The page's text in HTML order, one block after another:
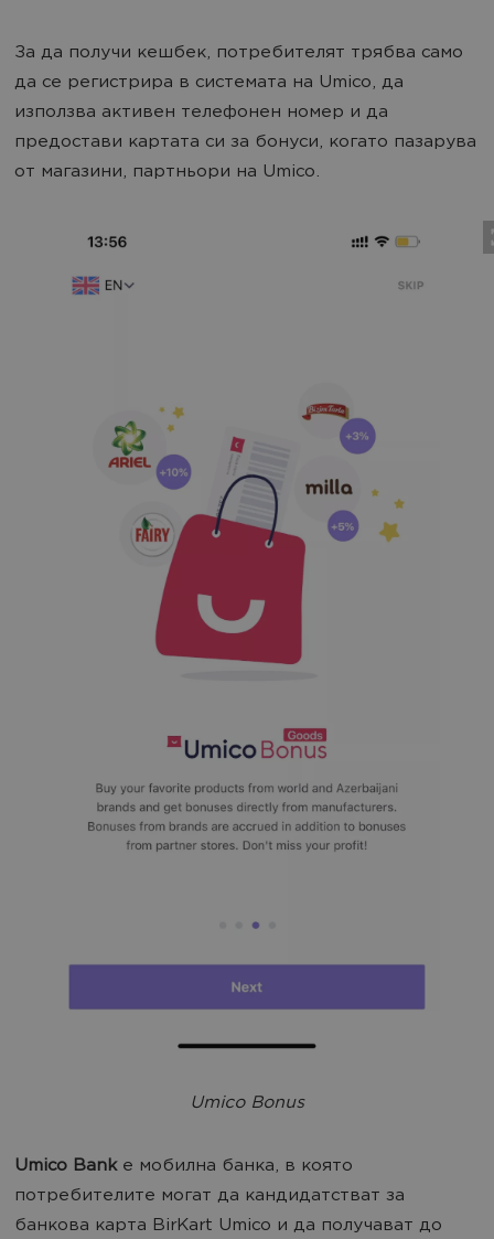
За да получи кешбек, потребителят трябва само
да се регистрира в системата на Umico, да
използва активен телефонен номер и да
предостави картата си за бонуси, когато пазарува
от магазини, партньори на Umico.
Umico Bonus
Umico Bankе мобилна банка, в която
потребителите могат да кандидатстват за
банкова карта BirKart Umico и да получават до